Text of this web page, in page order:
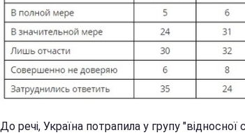
До речі, Україна потрапила у групу